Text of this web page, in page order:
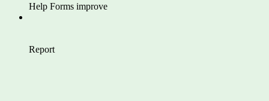
Help Forms improve
Report